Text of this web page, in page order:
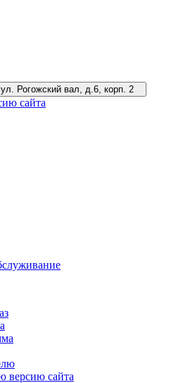
ул. Рогожский вал, д.6, корп. 2
сайта
версию сайта